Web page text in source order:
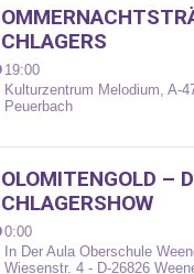
19:00
Kulturzentrum Melodium, A-
Peuerbach
–
0:00
In Der Aula Oberschule
Wiesenstr. 4 - D-26826